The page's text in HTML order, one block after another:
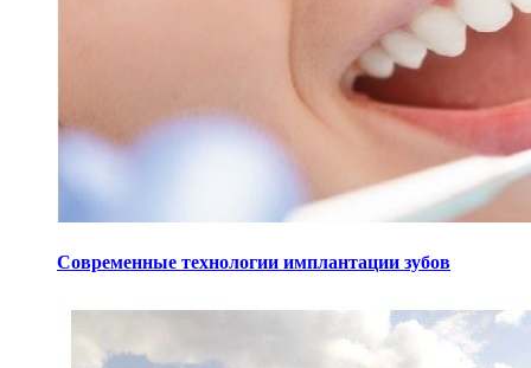
Современные технологии имплантации зубов